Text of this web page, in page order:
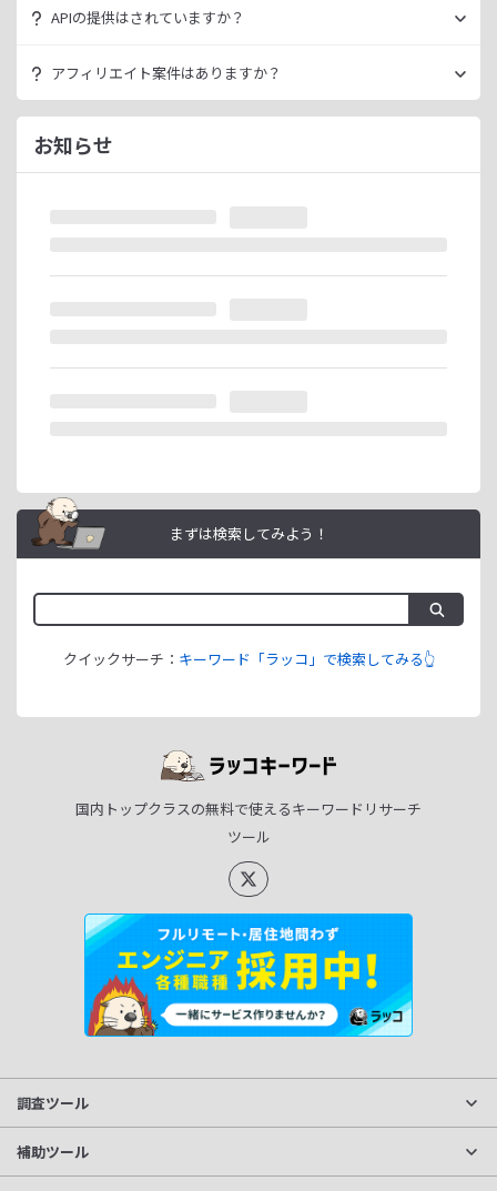
上させることができます。
ご登録済みで制限に到達された場合は、有料プランのご利用
ッコキーワードでも出力することができません。
サジェスト情報を出さない仕様になっております。
今後はサジェスト以外のキーワード取得手段も有料プランに
て提供してまいりますので、そちらにて対応できる見通しで
ございます。
APIの提供はされていますか？
詳細は ラッコキーワードAPIドキュメント
い。
アフィリエイト案件はありますか？
ラッコIDアフィリエイトにて、「ラッコキーワード」のアフ
ィリエイト案件をお取り扱いいたしております。
無料のユーザー登録、利用開始（初回ログイン）と有料プラ
ラッコIDアフィリエイトは、「ユーザー情報」「銀行口座情
お知らせ
まずは検索してみよう！
クイックサーチ： キーワード「ラッコ」で検索してみる👆
国内トップクラスの無料で使えるキーワードリサーチ
ツール
調査ツール
サイト分析
補助ツール